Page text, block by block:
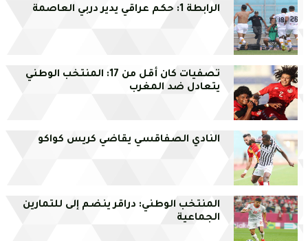
الرابطة 1: حكم عراقي يدير دربي العاصمة
تصفيات كان أقل من 17: المنتخب الوطني
يتعادل ضد المغرب
النادي الصفاقسي يقاضي كريس كواكو
المنتخب الوطني: دراقر ينضم إلى للتمارين
الجماعية